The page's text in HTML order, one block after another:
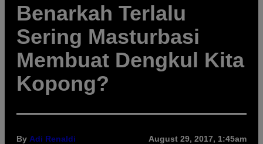
Benarkah Terlalu
Sering Masturbasi
Membuat Dengkul Kita
Kopong?
By Adi Renaldi August 29, 2017, 1:45am